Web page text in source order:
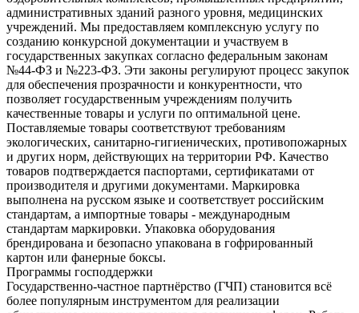
административных зданий разного уровня, медицинских
учреждений. Мы предоставляем комплексную услугу по
созданию конкурсной документации и участвуем в
государственных закупках согласно федеральным законам
№44-ФЗ и №223-ФЗ. Эти законы регулируют процесс закупок
для обеспечения прозрачности и конкурентности, что
позволяет государственным учреждениям получить
качественные товары и услуги по оптимальной цене.
Поставляемые товары соответствуют требованиям
экологических, санитарно-гигиенических, противопожарных
и других норм, действующих на территории РФ. Качество
товаров подтверждается паспортами, сертификатами от
производителя и другими документами. Маркировка
выполнена на русском языке и соответствует российским
стандартам, а импортные товары - международным
стандартам маркировки. Упаковка оборудования
брендирована и безопасно упакована в гофрированный
картон или фанерные боксы.
Программы господдержки
Государственно-частное партнёрство (ГЧП) становится всё
более популярным инструментом для реализации